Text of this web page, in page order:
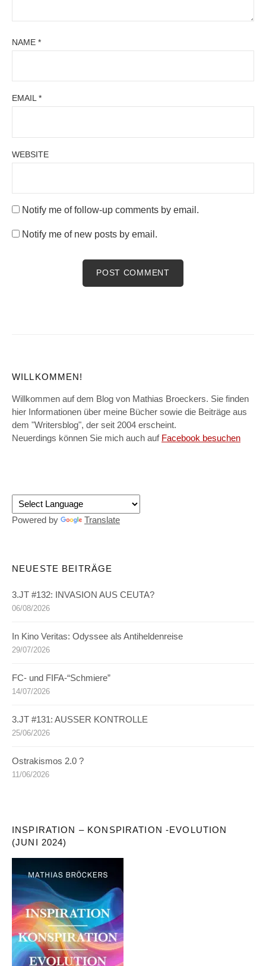
NAME *
EMAIL*
WEBSITE
Notify me of follow-up comments by email.
Notify me of new posts by email.
WILLKOMMEN!
Willkommen auf dem Blog von Mathias Broeckers. Sie finden
hier Informationen über meine Bücher sowie die Beiträge aus
dem "Writersblog", der seit 2004 erscheint.
Neuerdings können Sie mich auch auf Facebook besuchen
Powered by Translate
NEUESTE BEITRÄGE
3.JT #132: INVASION AUS CEUTA?
06/08/2026
In Kino Veritas: Odyssee als Antiheldenreise
29/07/2026
FC- und FIFA-“Schmiere”
14/07/2026
3.JT #131: AUSSER KONTROLLE
25/06/2026
Ostrakismos 2.0 ?
11/06/2026
INSPIRATION – KONSPIRATION -EVOLUTION
(JUNI 2024)